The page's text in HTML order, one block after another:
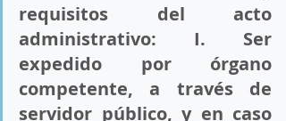
requisitos del acto
administrativo: I. Ser
expedido por órgano
competente, a través de
servidor público, y en caso